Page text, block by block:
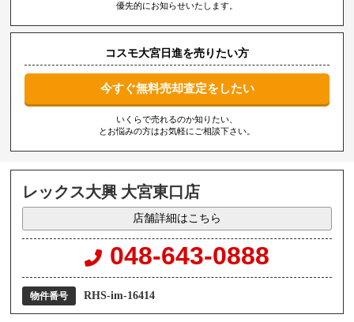
優先的にお知らせいたします。
コスモ大宮日進を売りたい方
今すぐ無料売却査定をしたい
いくらで売れるのか知りたい、
とお悩みの方はお気軽にご相談下さい。
レックス大興 大宮東口店
店舗詳細はこちら
048-643-0888
物件番号 RHS-im-16414